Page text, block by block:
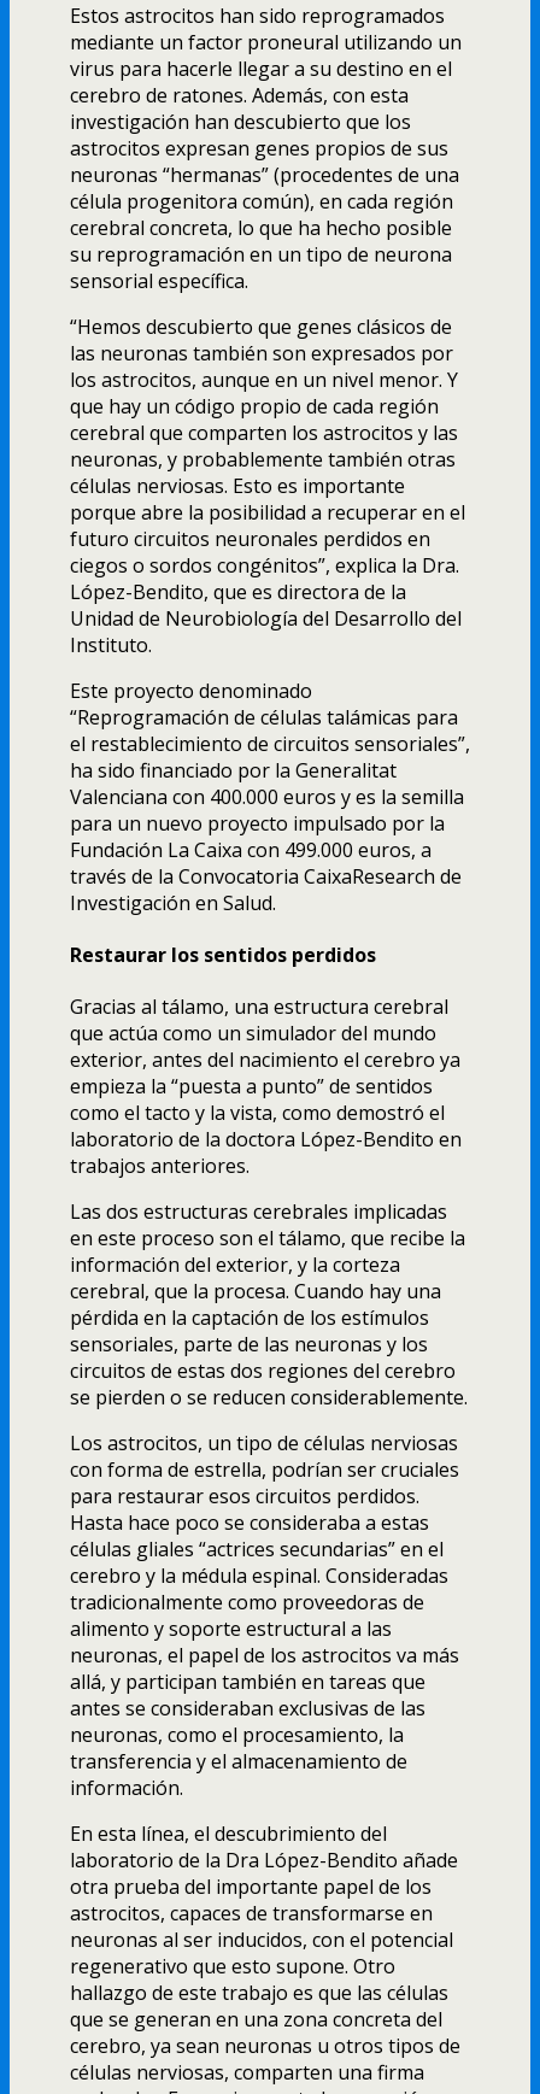
Estos astrocitos han sido reprogramados
mediante un factor proneural utilizando un
virus para hacerle llegar a su destino en el
cerebro de ratones. Además, con esta
investigación han descubierto que los
astrocitos expresan genes propios de sus
neuronas “hermanas” (procedentes de una
célula progenitora común), en cada región
cerebral concreta, lo que ha hecho posible
su reprogramación en un tipo de neurona
sensorial específica.
“Hemos descubierto que genes clásicos de
las neuronas también son expresados por
los astrocitos, aunque en un nivel menor. Y
que hay un código propio de cada región
cerebral que comparten los astrocitos y las
neuronas, y probablemente también otras
células nerviosas. Esto es importante
porque abre la posibilidad a recuperar en el
futuro circuitos neuronales perdidos en
ciegos o sordos congénitos”, explica la Dra.
López-Bendito, que es directora de la
Unidad de Neurobiología del Desarrollo del
Instituto.
Este proyecto denominado
“Reprogramación de células talámicas para
el restablecimiento de circuitos sensoriales”,
ha sido financiado por la Generalitat
Valenciana con 400.000 euros y es la semilla
para un nuevo proyecto impulsado por la
Fundación La Caixa con 499.000 euros, a
través de la Convocatoria CaixaResearch de
Investigación en Salud.
Restaurar los sentidos perdidos
Gracias al tálamo, una estructura cerebral
que actúa como un simulador del mundo
exterior, antes del nacimiento el cerebro ya
empieza la “puesta a punto” de sentidos
como el tacto y la vista, como demostró el
laboratorio de la doctora López-Bendito en
trabajos anteriores.
Las dos estructuras cerebrales implicadas
en este proceso son el tálamo, que recibe la
información del exterior, y la corteza
cerebral, que la procesa. Cuando hay una
pérdida en la captación de los estímulos
sensoriales, parte de las neuronas y los
circuitos de estas dos regiones del cerebro
se pierden o se reducen considerablemente.
Los astrocitos, un tipo de células nerviosas
con forma de estrella, podrían ser cruciales
para restaurar esos circuitos perdidos.
Hasta hace poco se consideraba a estas
células gliales “actrices secundarias” en el
cerebro y la médula espinal. Consideradas
tradicionalmente como proveedoras de
alimento y soporte estructural a las
neuronas, el papel de los astrocitos va más
allá, y participan también en tareas que
antes se consideraban exclusivas de las
neuronas, como el procesamiento, la
transferencia y el almacenamiento de
información.
En esta línea, el descubrimiento del
laboratorio de la Dra López-Bendito añade
otra prueba del importante papel de los
astrocitos, capaces de transformarse en
neuronas al ser inducidos, con el potencial
regenerativo que esto supone. Otro
hallazgo de este trabajo es que las células
que se generan en una zona concreta del
cerebro, ya sean neuronas u otros tipos de
células nerviosas, comparten una firma